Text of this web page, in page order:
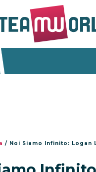
/ Noi Siamo Infinito: Logan